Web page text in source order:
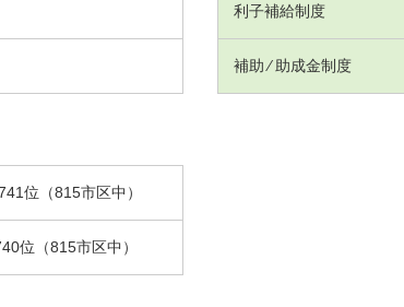
利子補給制度
補助 ⁄ 助成金制度
位（815市区中）
位（815市区中）